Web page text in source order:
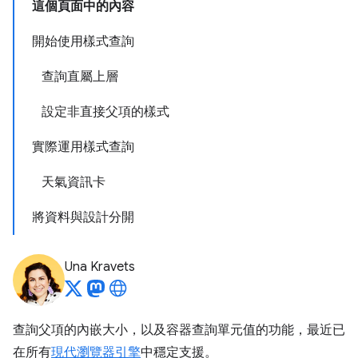
這個頁面中的內容
開始使用樣式查詢
查詢直屬上層
設定非直接父項的樣式
實際運用樣式查詢
天氣資訊卡
將資料與設計分開
Una Kravets
查詢父項的內嵌大小，以及容器查詢單元值的功能，最近已
在所有現代瀏覽器引擎中穩定支援。